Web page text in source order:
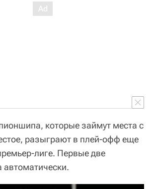
которые займут места с
разыграют в плей-офф еще
лиге. Первые две
автоматически.